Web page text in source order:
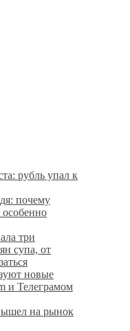
рубль упал к
почему
три
супа, от
новые
и Телеграмом
на рынок